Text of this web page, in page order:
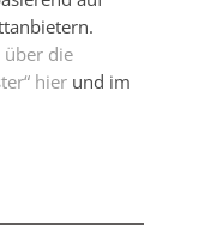
über die
hierund im